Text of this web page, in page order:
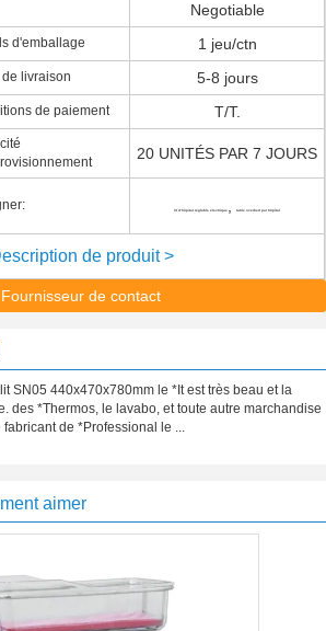
Negotiable
d'emballage 1 jeu/ctn
de livraison 5-8 jours
de paiement T/T.
20 UNITÉS PAR 7 JOURS
lit d'hôpital réglable électrique table overbed par hôpital
de produit >
Fournisseur de contact
SN05 440x470x780mm le *It est très beau et la
des *Thermos, le lavabo, et toute autre marchandise
de *Professional le ...
aimer